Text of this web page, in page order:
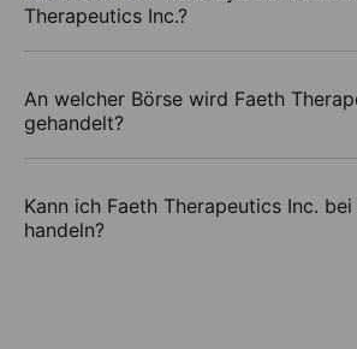
Therapeutics Inc.?
An welcher Börse wird Faeth
gehandelt?
Kann ich Faeth Therapeutics Inc. bei
handeln?